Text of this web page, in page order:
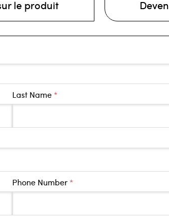
le produit
Last Name*
Phone Number*